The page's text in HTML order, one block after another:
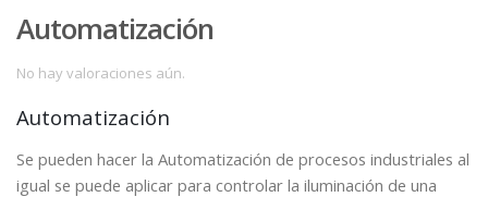
Automatización
No hay valoraciones aún.
Automatización
Se pueden hacer la Automatización de procesos industriales al
igual se puede aplicar para controlar la iluminación de una